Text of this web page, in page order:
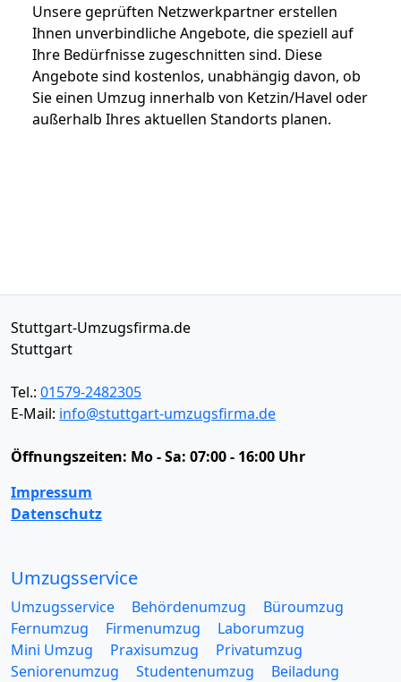
Unsere geprüften Netzwerkpartner erstellen
Ihnen unverbindliche Angebote, die speziell auf
Ihre Bedürfnisse zugeschnitten sind. Diese
Angebote sind kostenlos, unabhängig davon, ob
Sie einen Umzug innerhalb von Ketzin/Havel oder
außerhalb Ihres aktuellen Standorts planen.
Stuttgart-Umzugsfirma.de
Stuttgart
Tel.: 01579-2482305
E-Mail: info@stuttgart-umzugsfirma.de
Öffnungszeiten: Mo - Sa: 07:00 - 16:00 Uhr
Impressum
Datenschutz
Umzugsservice
Umzugsservice Behördenumzug
Büroumzug
Fernumzug
Firmenumzug
Laborumzug
Mini Umzug
Praxisumzug
Privatumzug
Seniorenumzug
Studentenumzug
Beiladung